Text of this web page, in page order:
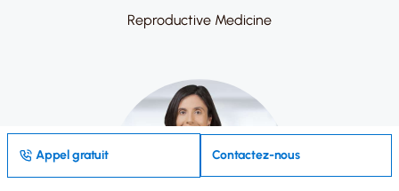
Appel gratuit Contactez-nous
Reproductive Medicine